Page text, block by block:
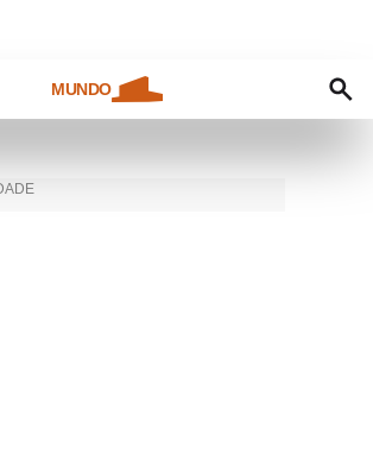
MUNDO